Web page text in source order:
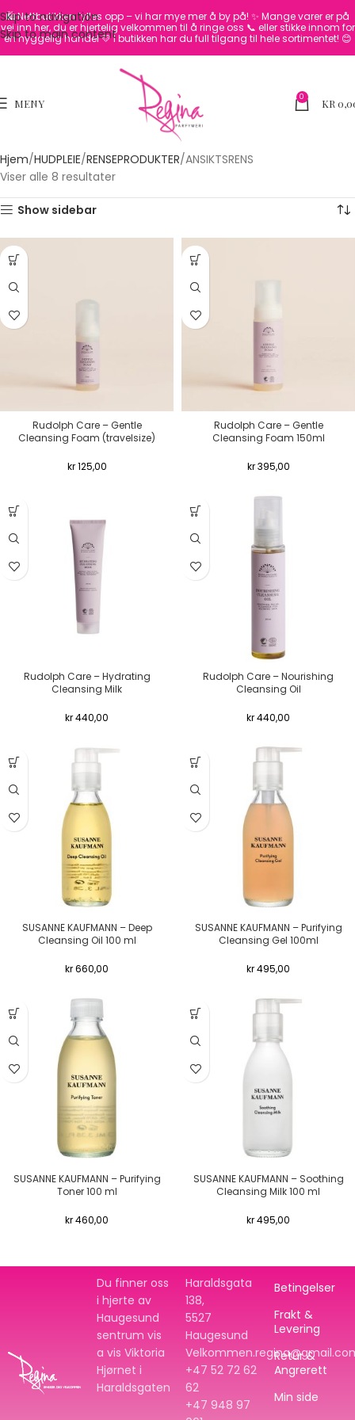
Skip to navigation
Skip to main content
🛍️ Nettbutikken fylles opp – vi har mye mer å by på! ✨ Mange varer er på
vei inn her, du er hjertelig velkommen til å ringe oss 📞 eller stikke innom for
en hyggelig handel 💛I butikken har du full tilgang til hele sortimentet! 😊
MENY 0 KR
Hjem HUDPLEIE RENSEPRODUKTER ANSIKTSRENS
Viser alle 8 resultater
Show sidebar
Rudolph Care – Gentle
Cleansing Foam (travelsize)
kr125,00
Rudolph Care – Gentle
Cleansing Foam 150ml
kr395,00
Rudolph Care – Hydrating
Cleansing Milk
kr440,00
Rudolph Care – Nourishing
Cleansing Oil
kr440,00
SUSANNE KAUFMANN – Deep
Cleansing Oil 100 ml
kr660,00
SUSANNE KAUFMANN – Purifying
Cleansing Gel 100ml
kr495,00
SUSANNE KAUFMANN – Purifying
Toner 100 ml
kr460,00
SUSANNE KAUFMANN – Soothing
Cleansing Milk 100 ml
kr495,00
Du finner oss
i hjerte av
Haugesund
sentrum vis
a vis Viktoria
Hjørnet i
Haraldsgaten
Haraldsgata
138,
5527
Haugesund
+47 52 72 62
62
+47 948 97
Betingelser
Frakt &
Levering
Retur &
Angrerett
Min side